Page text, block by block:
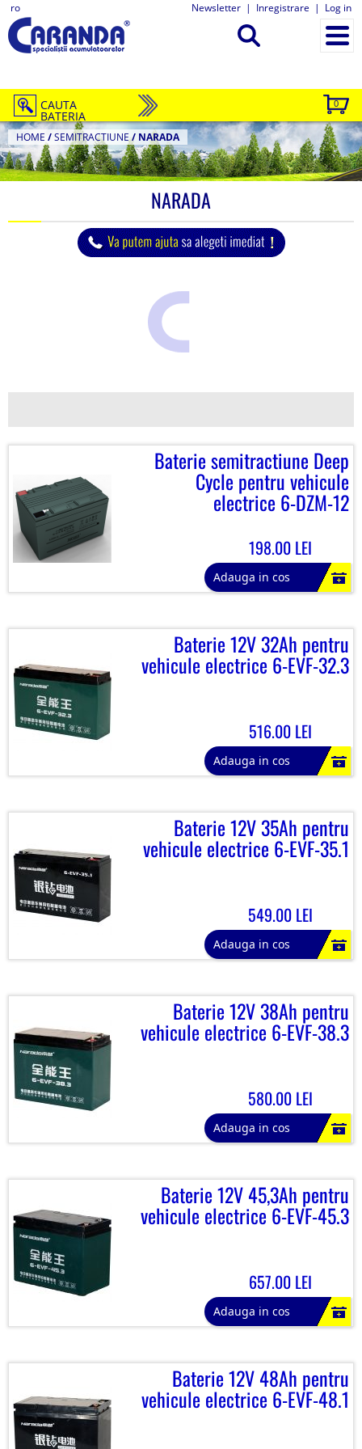
ro Newsletter | Inregistrare | Log in
0
CAUTA
BATERIA
HOME /SEMITRACTIUNE/ NARADA
NARADA
Baterie semitractiune Deep
Cycle pentru vehicule
electrice 6-DZM-12
198.00 LEI
Adauga in cos
Baterie 12V 32Ah pentru
vehicule electrice 6-EVF-32.3
516.00 LEI
Adauga in cos
Baterie 12V 35Ah pentru
vehicule electrice 6-EVF-35.1
549.00 LEI
Adauga in cos
Baterie 12V 38Ah pentru
vehicule electrice 6-EVF-38.3
580.00 LEI
Adauga in cos
Baterie 12V 45,3Ah pentru
vehicule electrice 6-EVF-45.3
657.00 LEI
Adauga in cos
Baterie 12V 48Ah pentru
vehicule electrice 6-EVF-48.1